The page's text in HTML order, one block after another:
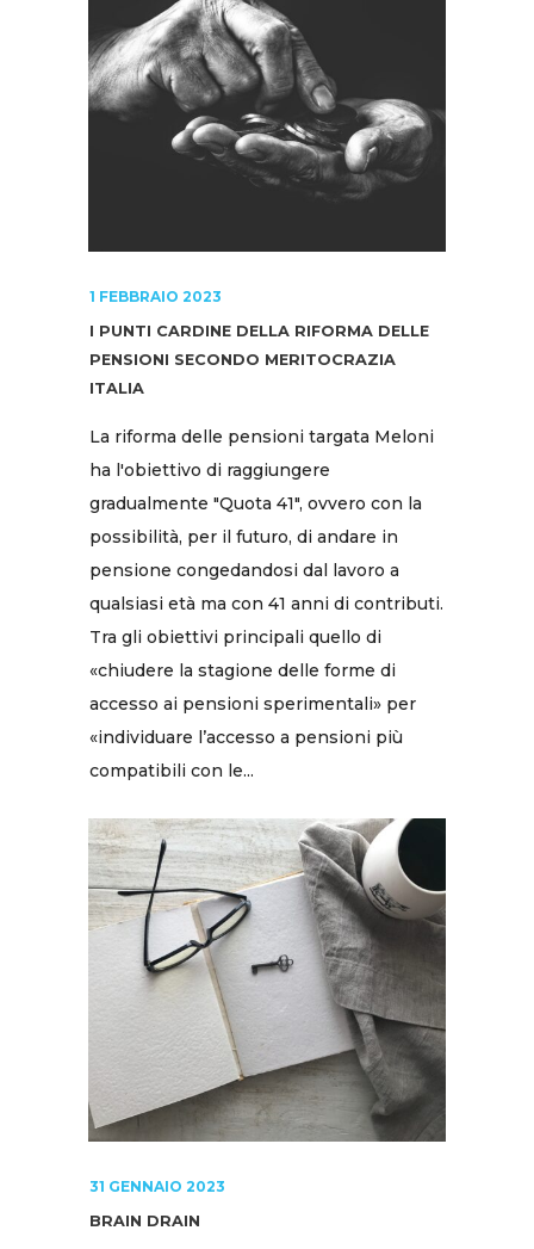
1 FEBBRAIO 2023
I PUNTI CARDINE DELLA RIFORMA DELLE
PENSIONI SECONDO MERITOCRAZIA
ITALIA
La riforma delle pensioni targata Meloni
ha l'obiettivo di raggiungere
gradualmente "Quota 41", ovvero con la
possibilità, per il futuro, di andare in
pensione congedandosi dal lavoro a
qualsiasi età ma con 41 anni di contributi.
Tra gli obiettivi principali quello di
«chiudere la stagione delle forme di
accesso ai pensioni sperimentali» per
«individuare l’accesso a pensioni più
compatibili con le...
31 GENNAIO 2023
BRAIN DRAIN